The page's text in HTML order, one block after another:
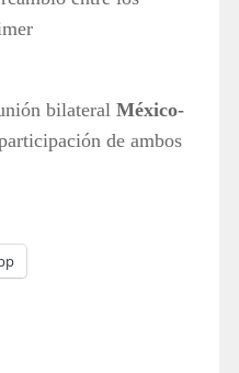
bilateral México-
de ambos